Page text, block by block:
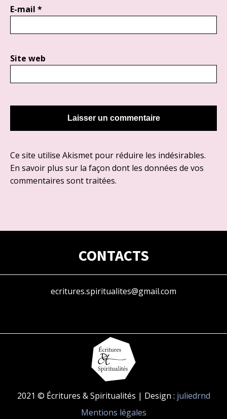
E-mail *
Site web
Ce site utilise Akismet pour réduire les indésirables.
En savoir plus sur la façon dont les données de vos
commentaires sont traitées.
CONTACTS
ecritures.spiritualites@gmail.com
2021 © Écritures & Spiritualités | Design : juliedrnd
Mentions légales